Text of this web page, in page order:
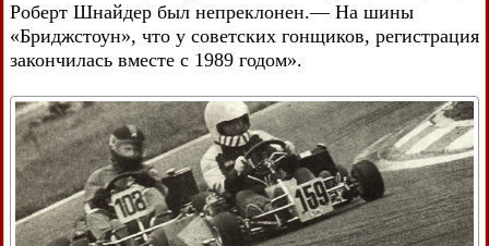
Роберт Шнайдер был непреклонен.— На шины
«Бриджстоун», что у советских гонщиков, регистрация
закончилась вместе с 1989 годом».